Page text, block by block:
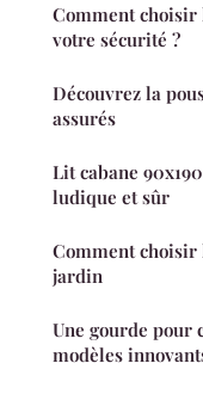
Comment
votre sécurité ?
Découvrez la
assurés
Lit cabane
ludique et sûr
Comment
jardin
Une gourde pour
modèles